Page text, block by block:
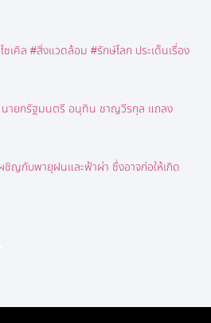
เคิล #สิ่งแวดล้อม #รักษ์โลก ประเด็นเรื่อง
ายกรัฐมนตรี อนุทิน ชาญวีรกุล แถลง
ญกับพายุฝนและฟ้าผ่า ซึ่งอาจก่อให้เกิด